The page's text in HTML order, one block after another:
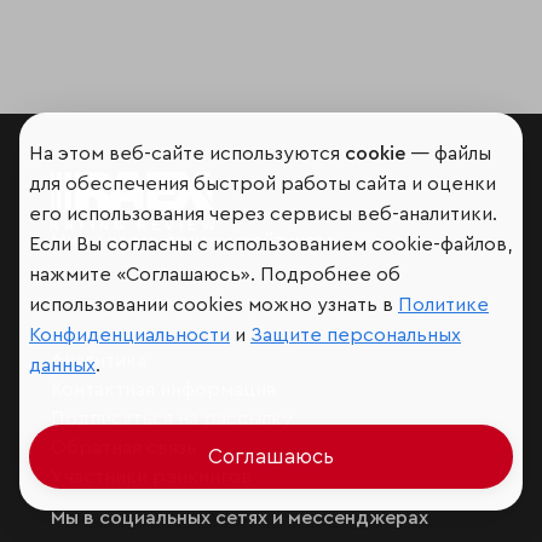
Мир сквозь призму рейтингов
Аналитика
Мы в социальных сетях и мессенджерах
На этом веб-сайте используются cookie — файлы
для обеспечения быстрой работы сайта и оценки
его использования через сервисы веб-аналитики.
Если Вы согласны с использованием cookie-файлов,
нажмите «Соглашаюсь». Подробнее об
использовании cookies можно узнать в Политике
Конфиденциальности и Защите персональных
данных.
Соглашаюсь